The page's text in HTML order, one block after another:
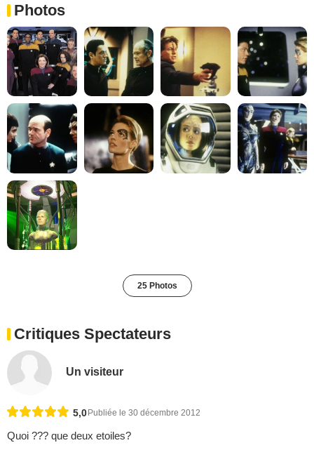
Photos
25 Photos
Critiques Spectateurs
Un visiteur
5,0 Publiée le 30 décembre 2012
Quoi ??? que deux etoiles?